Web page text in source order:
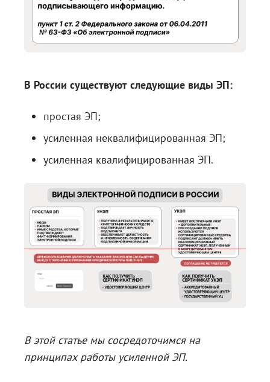
В России существуют следующие виды ЭП:
простая ЭП;
усиленная неквалифицированная ЭП;
усиленная квалифицированная ЭП.
В этой статье мы сосредоточимся на
принципах работы усиленной ЭП.